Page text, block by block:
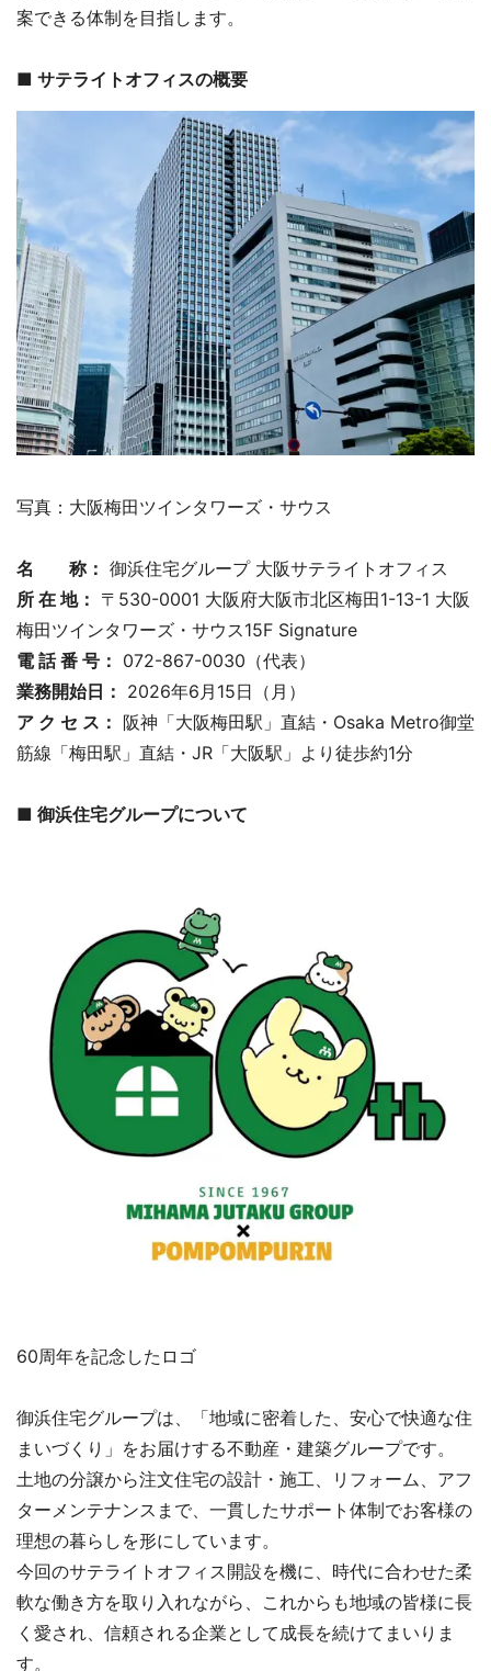
案できる体制を目指します。
■ サテライトオフィスの概要
写真：大阪梅田ツインタワーズ・サウス
名 称： 御浜住宅グループ 大阪サテライトオフィス
所 在 地： 〒530-0001 大阪府大阪市北区梅田1-13-1 大阪
梅田ツインタワーズ・サウス15F Signature
電 話 番 号： 072-867-0030（代表）
業務開始日： 2026年6月15日（月）
ア ク セ ス： 阪神「大阪梅田駅」直結・Osaka Metro御堂
筋線「梅田駅」直結・JR「大阪駅」より徒歩約1分
■ 御浜住宅グループについて
60周年を記念したロゴ
御浜住宅グループは、「地域に密着した、安心で快適な住
まいづくり」をお届けする不動産・建築グループです。
土地の分譲から注文住宅の設計・施工、リフォーム、アフ
ターメンテナンスまで、一貫したサポート体制でお客様の
理想の暮らしを形にしています。
今回のサテライトオフィス開設を機に、時代に合わせた柔
軟な働き方を取り入れながら、これからも地域の皆様に長
く愛され、信頼される企業として成長を続けてまいりま
す。